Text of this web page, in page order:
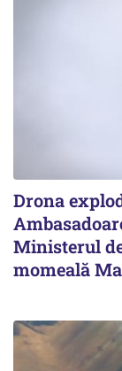
Drona
Ministerul
momeală